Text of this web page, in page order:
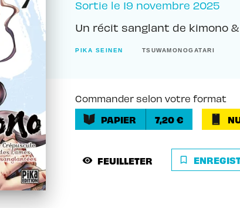
Sortie le 19 novembre 2025
Un récit sanglant de kimono
PIKA SEINEN TSUWAMONOGATARI
Commander selon votre format
PAPIER
7,20 €
visibility FEUILLETER bookmark_border